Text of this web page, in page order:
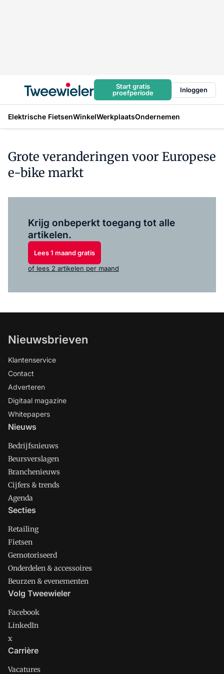
Start gratis
proefperiode
Inloggen
Elektrische FietsenWinkelWerkplaatsOndernemen
Grote veranderingen voor Europese
e-bike markt
Krijg onbeperkt toegang tot alle
artikelen.
Lees 1 maand gratis
of lees 2 artikelen per maand
Nieuwsbrieven
Klantenservice
Contact
Adverteren
Digitaal magazine
Whitepapers
Nieuws
Bedrijfsnieuws
Beursverslagen
Branchenieuws
Cijfers & trends
Agenda
Secties
Retailing
Fietsen
Gemotoriseerd
Onderdelen & accessoires
Beurzen & evenementen
Volg Tweewieler
Facebook
LinkedIn
x
Carrière
Vacatures